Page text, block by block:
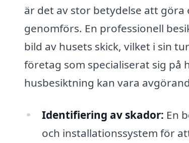
är det av stor betydelse att
genomförs. En professionell
bild av husets skick, vilket i sin
företag som specialiserat sig på
husbesiktning kan vara
Identifiering av skador: En
och installationssystem för